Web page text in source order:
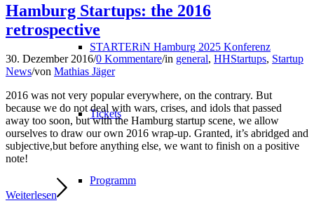
STARTERiN Hamburg 2025 Konferenz
Tickets
Programm
Hamburg Startups: the 2016
retrospective
30. Dezember 2016/0 Kommentare/in general, HHStartups, Startup
News/von Mathias Jäger
2016 was not very popular everywhere, on the contrary. But
because we do not deal with wars, crises, and idols that passed
away too soon, but with the Hamburg startup scene, we allow
ourselves to draw our own 2016 wrap-up. Granted, it’s abridged and
subjective,but before anything else, we want to finish on a positive
note!
Weiterlesen